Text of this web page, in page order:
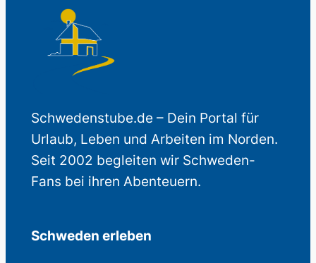
Schwedenstube.de – Dein Portal für
Urlaub, Leben und Arbeiten im Norden.
Seit 2002 begleiten wir Schweden-
Fans bei ihren Abenteuern.
Schweden erleben